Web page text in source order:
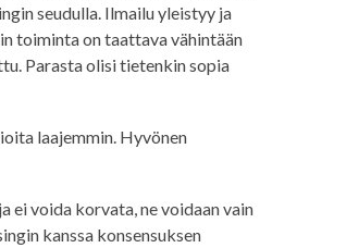
seudulla. Ilmailu yleistyy ja
toiminta on taattava vähintään
Parasta olisi tietenkin sopia
laajemmin. Hyvönen
voida korvata, ne voidaan vain
kanssa konsensuksen